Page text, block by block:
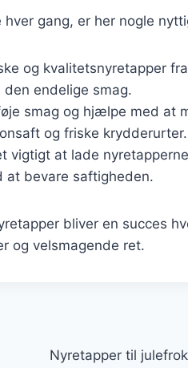
gang, er her nogle
og kvalitetsnyretapper
endelige smag.
smag og hjælpe med at
og friske krydderurter.
at lade
bevare saftigheden.
bliver en succes
og velsmagende ret.
Nyretapper til